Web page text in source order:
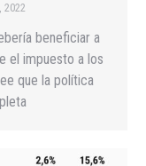
2022
beneficiar a
el impuesto a los
que la política